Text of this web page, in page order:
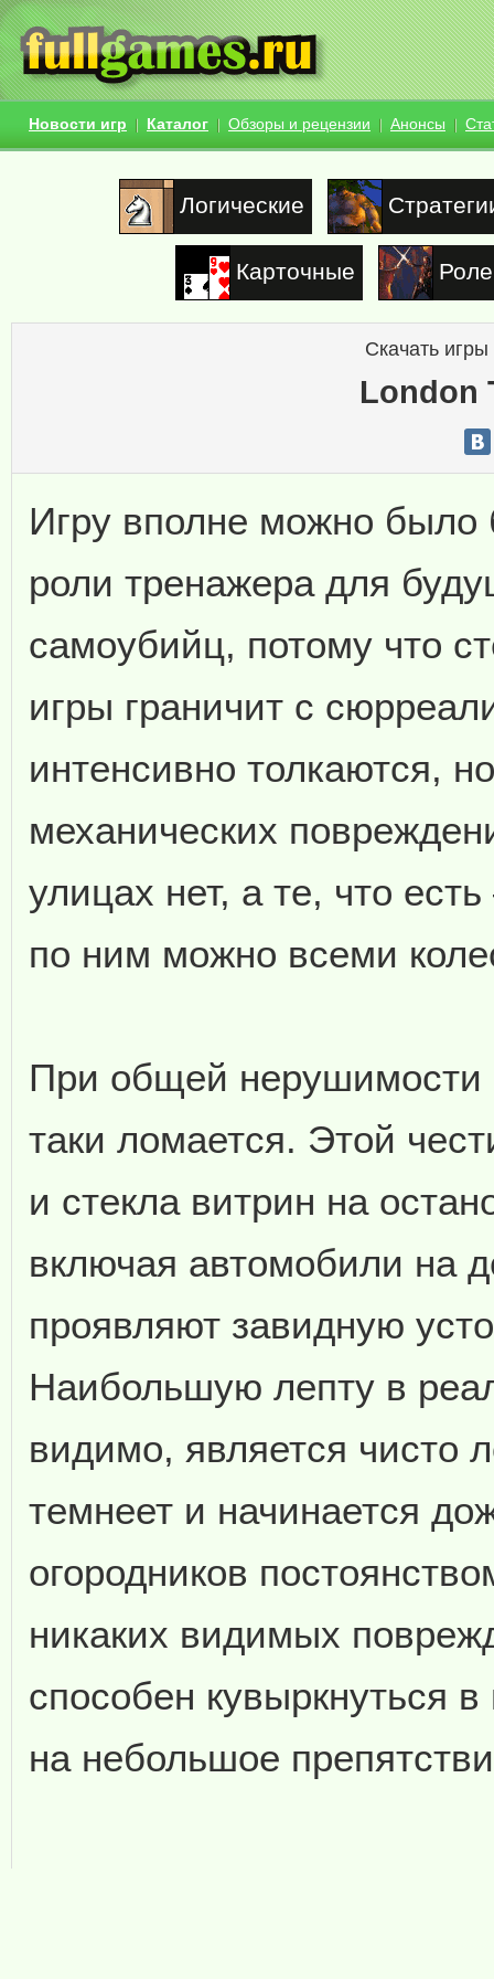
Новости игр Каталог Обзоры и рецензии Анонсы
Логические
Карточные
Скачать
London
Игру вполне можно было
роли тренажера для
самоубийц, потому что
игры граничит с
интенсивно толкаются,
механических
улицах нет, а те, что
по ним можно всеми
При общей нерушимости
таки ломается. Этой
и стекла витрин на
включая автомобили на
проявляют завидную
Наибольшую лепту в
видимо, является чисто
темнеет и начинается
огородников
никаких видимых
способен кувыркнуться
на небольшое